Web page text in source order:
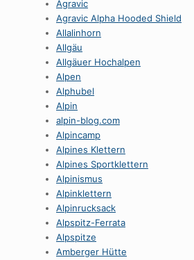
Agravic
Agravic Alpha Hooded Shield
Allalinhorn
Allgäu
Allgäuer Hochalpen
Alpen
Alphubel
Alpin
alpin-blog.com
Alpincamp
Alpines Klettern
Alpines Sportklettern
Alpinismus
Alpinklettern
Alpinrucksack
Alpspitz-Ferrata
Alpspitze
Amberger Hütte